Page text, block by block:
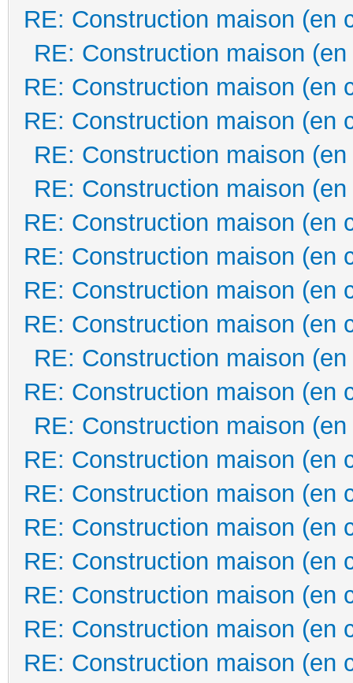
RE: Construction maison (en
RE: Construction maison
RE: Construction maison (en
RE: Construction maison (en
RE: Construction maison
RE: Construction maison
RE: Construction maison (en
RE: Construction maison (en
RE: Construction maison (en
RE: Construction maison (en
RE: Construction maison
RE: Construction maison (en
RE: Construction maison
RE: Construction maison (en
RE: Construction maison (en
RE: Construction maison (en
RE: Construction maison (en
RE: Construction maison (en
RE: Construction maison (en
RE: Construction maison (en